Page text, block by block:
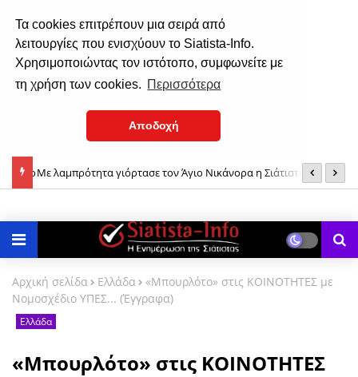
Τα cookies επιτρέπουν μια σειρά από
λειτουργίες που ενισχύουν το Siatista-Info.
Χρησιμοποιώντας τον ιστότοπο, συμφωνείτε με
τη χρήση των cookies. Περισσότερα
Αποδοχή
βίντεο)
Σιάτιστα: O καιρός το Σαββατοκύριακο, 8 και 9 Αυγούστου 2026
Αρχική σελίδα Ελλάδα
«Μπουρλότο» στις ΚΟΙΝΟΤΗΤΕΣ με
Νομοσχέδιο ΥΠΕΣ... (Έγγραφα)
Ελλάδα
«Μπουρλότο» στις ΚΟΙΝΟΤΗΤΕΣ